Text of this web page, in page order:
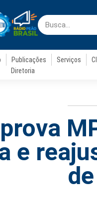
Publicações Serviços
Diretoria
e